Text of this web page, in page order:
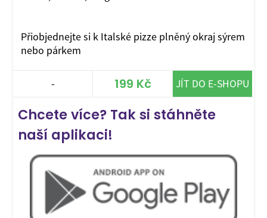
Přiobjednejte si k Italské pizze plněný okraj sýrem
nebo párkem
- 199 Kč JÍT DO E-SHOPU
Chcete více? Tak si stáhněte
naší aplikaci!